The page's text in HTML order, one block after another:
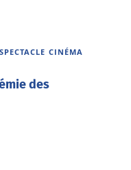
CINÉMA
des